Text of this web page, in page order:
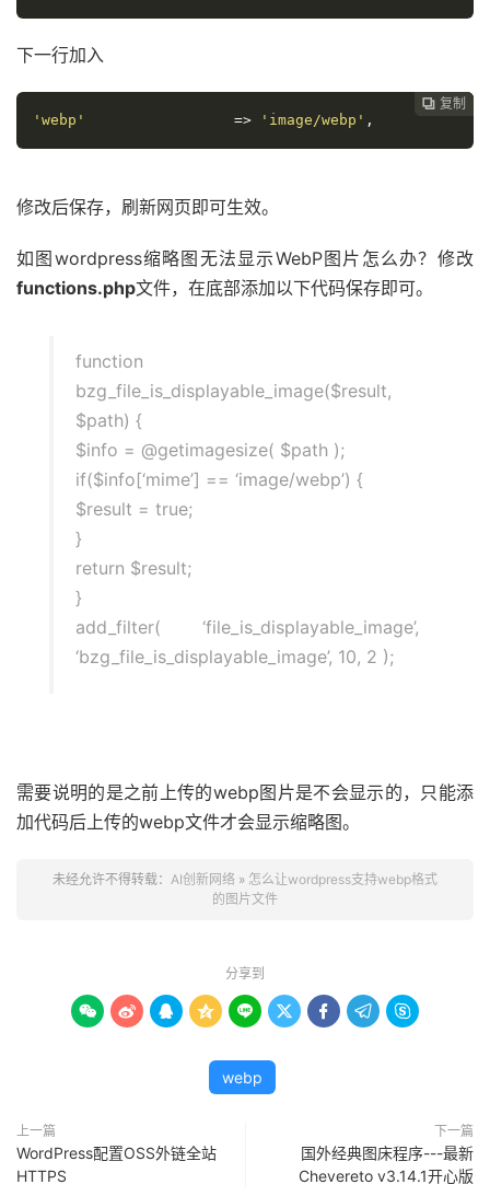
下一行加入
 复制
 复制
 复制
'webp'
=> 'image/webp' ,
修改后保存，刷新网页即可生效。
如图wordpress缩略图无法显示WebP图片怎么办？修改
functions.php文件，在底部添加以下代码保存即可。
function
bzg_file_is_displayable_image($result,
$path) {
$info = @getimagesize( $path );
if($info[‘mime’] == ‘image/webp’) {
$result = true;
}
return $result;
}
add_filter( ‘file_is_displayable_image’,
‘bzg_file_is_displayable_image’, 10, 2 );
需要说明的是之前上传的webp图片是不会显示的，只能添
加代码后上传的webp文件才会显示缩略图。
未经允许不得转载： AI创新网络 » 怎么让wordpress支持webp格式
的图片文件
分享到
        
webp
上一篇
WordPress配置OSS外链全站
HTTPS
下一篇
国外经典图床程序---最新
Chevereto v3.14.1开心版